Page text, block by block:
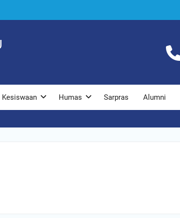
Kesiswaan Humas Sarpras Alumni